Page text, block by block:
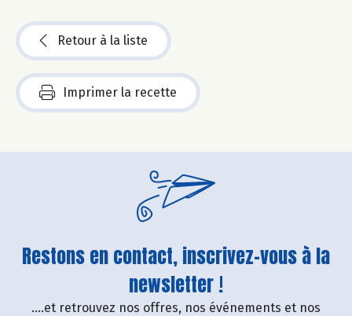
Retour à la liste
Imprimer la recette
Restons en contact, inscrivez-vous à la
newsletter !
....et retrouvez nos offres, nos événements et nos